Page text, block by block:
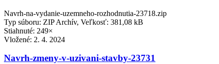
Navrh-na-vydanie-uzemneho-rozhodnutia-23718.zip
Typ súboru: ZIP Archív, Veľkosť: 381,08 kB
Stiahnuté: 249×
Vložené: 2. 4. 2024
Navrh-zmeny-v-uzivani-stavby-23731